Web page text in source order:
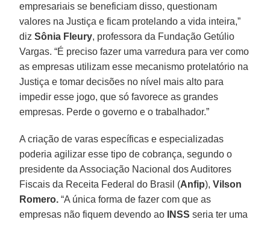
empresariais se beneficiam disso, questionam
valores na Justiça e ficam protelando a vida inteira,”
dizSônia Fleury, professora da Fundação Getúlio
Vargas. “É preciso fazer uma varredura para ver como
as empresas utilizam esse mecanismo protelatório na
Justiça e tomar decisões no nível mais alto para
impedir esse jogo, que só favorece as grandes
empresas. Perde o governo e o trabalhador.”
A criação de varas específicas e especializadas
poderia agilizar esse tipo de cobrança, segundo o
presidente da Associação Nacional dos Auditores
Fiscais da Receita Federal do Brasil (Anfip),Vilson
Romero. “A única forma de fazer com que as
empresas não fiquem devendo ao
INSS seria ter uma